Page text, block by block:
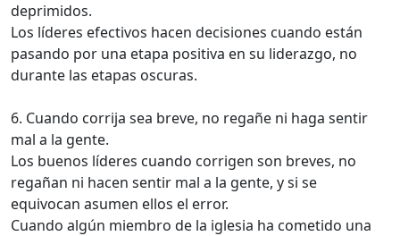
deprimidos.
Los líderes efectivos hacen decisiones cuando están
pasando por una etapa positiva en su liderazgo, no
durante las etapas oscuras.
6. Cuando corrija sea breve, no regañe ni haga sentir
mal a la gente.
Los buenos líderes cuando corrigen son breves, no
regañan ni hacen sentir mal a la gente, y si se
equivocan asumen ellos el error.
Cuando algún miembro de la iglesia ha cometido una